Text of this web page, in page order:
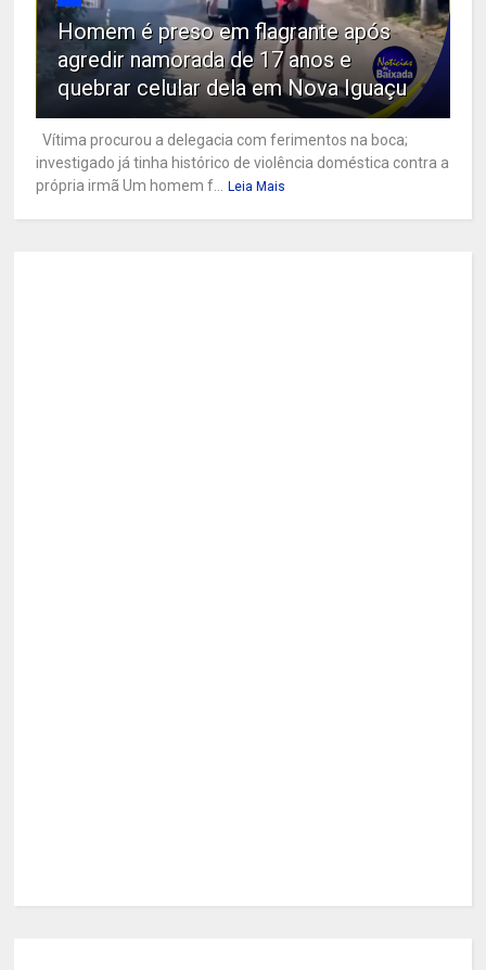
Homem é preso em flagrante após
agredir namorada de 17 anos e
quebrar celular dela em Nova Iguaçu
Vítima procurou a delegacia com ferimentos na boca;
investigado já tinha histórico de violência doméstica contra a
própria irmã Um homem f...
Leia Mais